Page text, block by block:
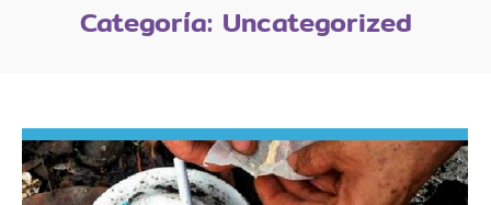
Categoría: Uncategorized